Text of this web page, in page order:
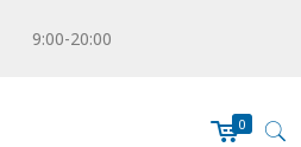
9:00-20:00
0